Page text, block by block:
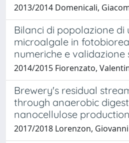
2013/2014 Domenicali,
Bilanci di popolazione di
microalgale in
numeriche e
2014/2015 Fiorenzato,
Brewery's residual
through anaerobic
nanocellulose production
2017/2018 Lorenzon, Giovanni